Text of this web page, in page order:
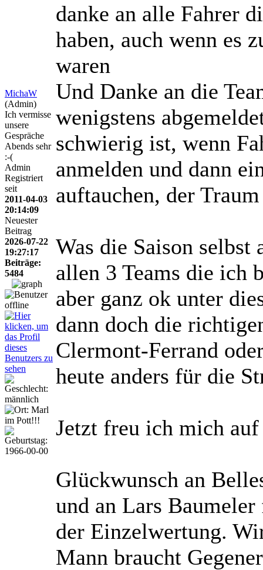
MichaW
(Admin)
Ich vermisse
unsere
Gespräche
Abends sehr
:-(
Admin
Registriert
seit
2011-04-03
20:14:09
Neuester
Beitrag
2026-07-22
19:27:17
Beiträge:
5484
danke an alle Fahrer
haben, auch wenn es
waren
Und Danke an die
wenigstens
schwierig ist, wenn
anmelden und dann
auftauchen, der
Was die Saison selbst
allen 3 Teams die ich
aber ganz ok unter
dann doch die
Clermont-Ferrand
heute anders für die
Jetzt freu ich mich
Glückwunsch an
und an Lars
der Einzelwertung.
Mann braucht